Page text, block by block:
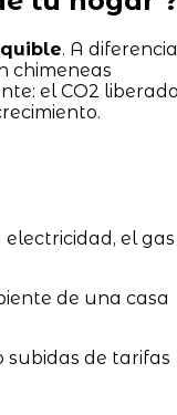
. A diferencia
chimeneas
el CO2 liberado
el gas
de una casa
subidas de tarifas